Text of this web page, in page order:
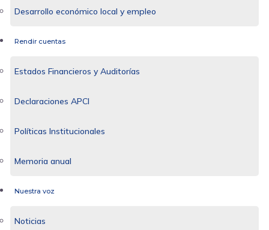
Desarrollo económico local y empleo
Rendir cuentas
Estados Financieros y Auditorías
Declaraciones APCI
Políticas Institucionales
Memoria anual
Nuestra voz
Noticias